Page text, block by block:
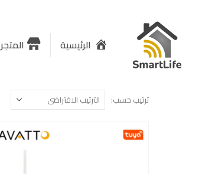
الرئيسية المتجر
ترتيب حسب: